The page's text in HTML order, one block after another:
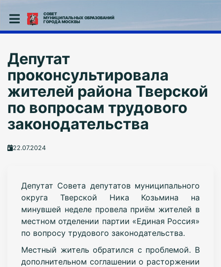
СОВЕТ
МУНИЦИПАЛЬНЫХ ОБРАЗОВАНИЙ
ГОРОДА МОСКВЫ
Депутат
проконсультировала
жителей района Тверской
по вопросам трудового
законодательства
22.07.2024
Депутат Совета депутатов муниципального
округа Тверской Ника Козьмина на
минувшей неделе провела приём жителей в
местном отделении партии «Единая Россия»
по вопросу трудового законодательства.
Местный житель обратился с проблемой. В
дополнительном соглашении о расторжении